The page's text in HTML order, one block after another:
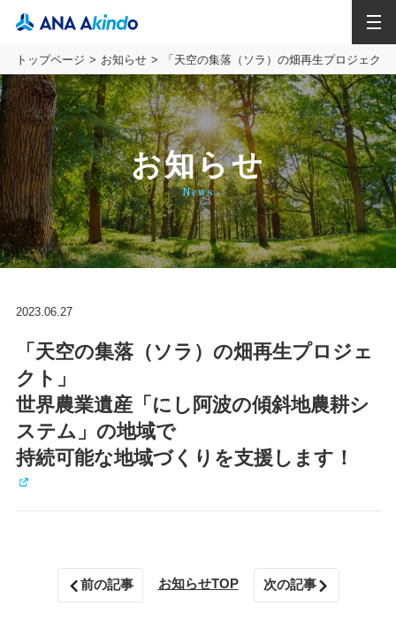
トップページ お知らせ 「天空の集落（ソラ）の畑再生プロジェク
お知らせ
News
2023.06.27
「天空の集落（ソラ）の畑再生プロジェ
クト」
世界農業遺産「にし阿波の傾斜地農耕シ
ステム」の地域で
持続可能な地域づくりを支援します！
前の記事 お知らせTOP 次の記事